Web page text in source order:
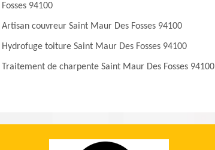
Fosses 94100
Artisan couvreur Saint Maur Des Fosses 94100
Hydrofuge toiture Saint Maur Des Fosses 94100
Traitement de charpente Saint Maur Des Fosses 94100